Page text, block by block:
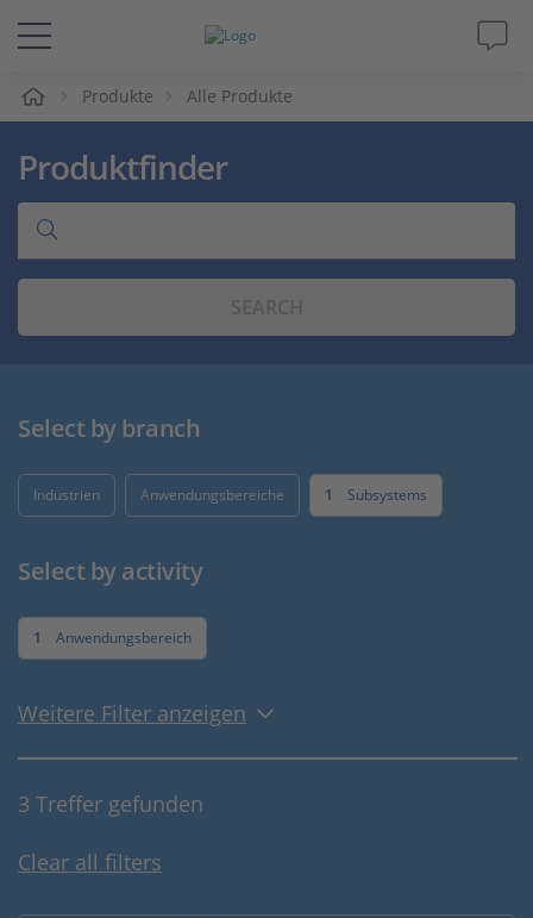
Lösungen & Produkte
Support
Videos
Karriere
Produkte Alle Produkte
Produktfinder
Select by branch
Industrien Anwendungsbereiche 1 Subsystems
Select by activity
1 Anwendungsbereich
Weitere Filter anzeigen
3 Treffer gefunden
Clear all filters